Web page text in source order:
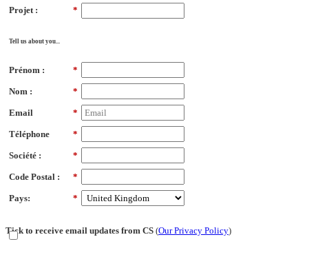
*
Projet :
Tell us about you...
*
Prénom :
*
Nom :
*
Email
*
Téléphone
*
Société :
*
Code Postal :
*
Pays:
Tick to receive email updates from CS (Our Privacy Policy)